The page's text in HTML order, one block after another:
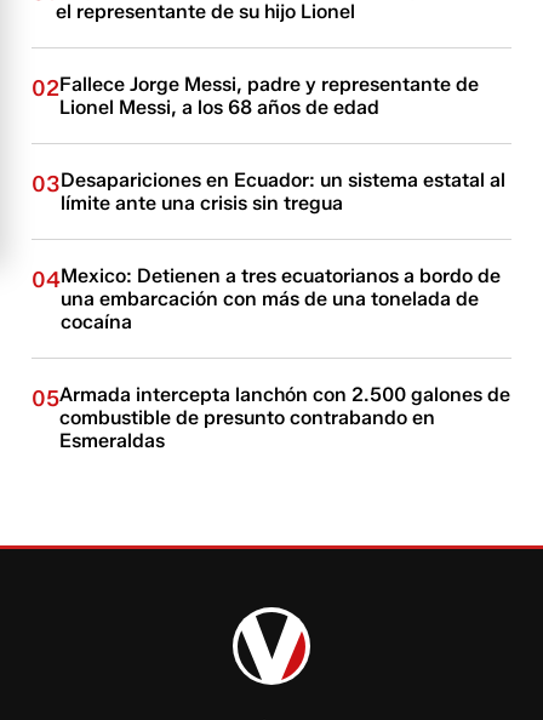
el representante de su hijo Lionel
02Fallece Jorge Messi, padre y representante de
Lionel Messi, a los 68 años de edad
03Desapariciones en Ecuador: un sistema estatal al
límite ante una crisis sin tregua
04Mexico: Detienen a tres ecuatorianos a bordo de
una embarcación con más de una tonelada de
cocaína
05Armada intercepta lanchón con 2.500 galones de
combustible de presunto contrabando en
Esmeraldas